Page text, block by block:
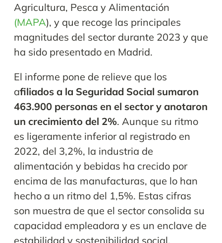
Agricultura, Pesca y Alimentación
(MAPA), y que recoge las principales
magnitudes del sector durante 2023 y que
ha sido presentado en Madrid.
El informe pone de relieve que los
afiliados a la Seguridad Social sumaron
463.900 personas en el sector y anotaron
un crecimiento del 2%. Aunque su ritmo
es ligeramente inferior al registrado en
2022, del 3,2%, la industria de
alimentación y bebidas ha crecido por
encima de las manufacturas, que lo han
hecho a un ritmo del 1,5%. Estas cifras
son muestra de que el sector consolida su
capacidad empleadora y es un enclave de
estabilidad y sostenibilidad social.